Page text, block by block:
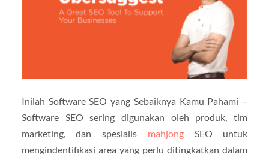
Inilah Software SEO yang Sebaiknya Kamu Pahami –
Software SEO sering digunakan oleh produk, tim
marketing, dan spesialis mahjongSEO untuk
mengindentifikasi area yang perlu ditingkatkan dalam